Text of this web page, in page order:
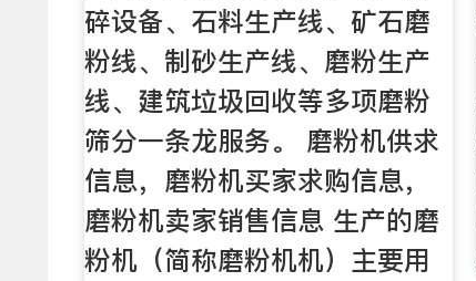
碎设备、石料生产线、矿石磨
粉线、制砂生产线、磨粉生产
线、建筑垃圾回收等多项磨粉
筛分一条龙服务。 磨粉机供求
信息，磨粉机买家求购信息，
磨粉机卖家销售信息 生产的磨
粉机（简称磨粉机机）主要用